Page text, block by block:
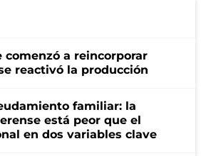
comenzó a reincorporar
reactivó la producción
familiar: la
está peor que el
en dos variables clave